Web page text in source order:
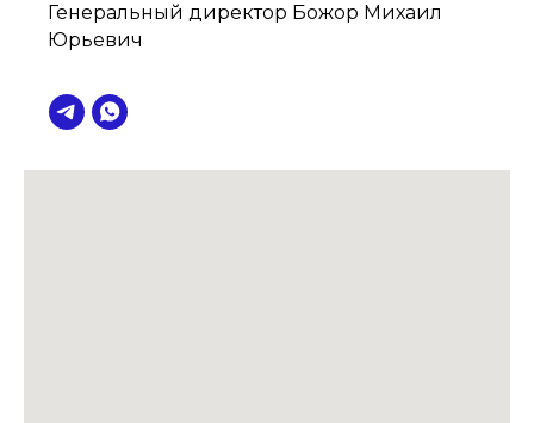
Генеральный директор Божор Михаил
Юрьевич